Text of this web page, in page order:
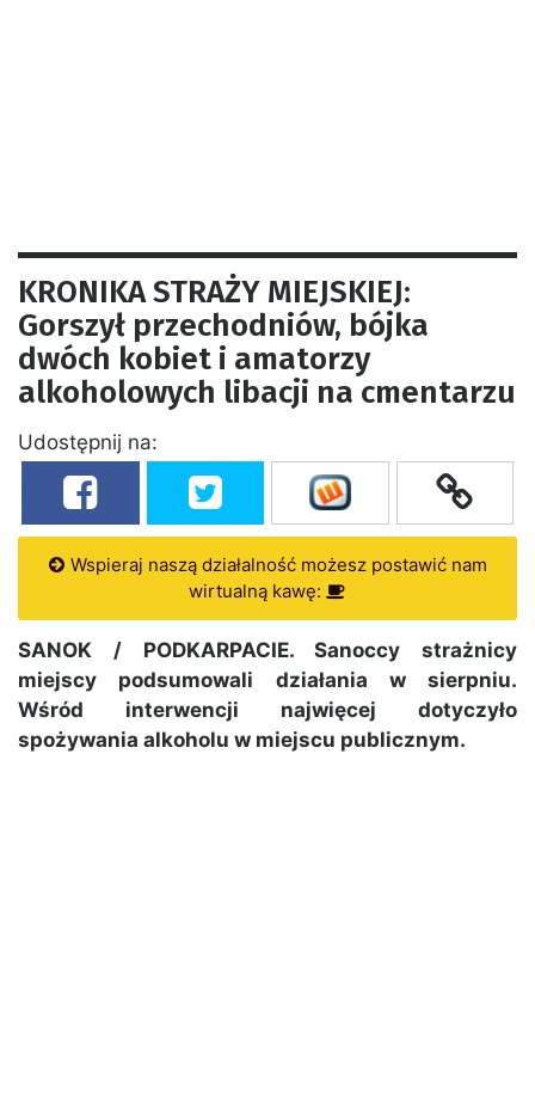
KRONIKA STRAŻY MIEJSKIEJ:
Gorszył przechodniów, bójka
dwóch kobiet i amatorzy
alkoholowych libacji na cmentarzu
Udostępnij na:
Wspieraj naszą działalność możesz postawić nam
wirtualną kawę:
SANOK / PODKARPACIE. Sanoccy strażnicy
miejscy podsumowali działania w sierpniu.
Wśród interwencji najwięcej dotyczyło
spożywania alkoholu w miejscu publicznym.